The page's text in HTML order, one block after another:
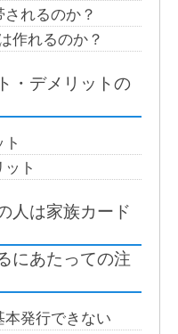
れるのか？
作れるのか？
・デメリットの
ト
人は家族カード
にあたっての注
本発行できない